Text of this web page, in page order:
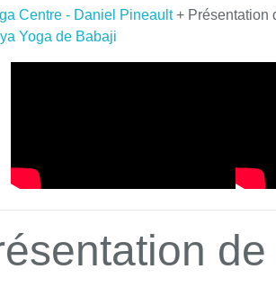
Centre - Daniel Pineault+ Présentation
Yoga de Babaji